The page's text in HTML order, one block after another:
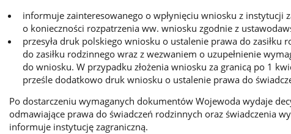
informuje zainteresowanego o wpłynięciu wniosku z instytucji
o konieczności rozpatrzenia ww. wniosku zgodnie z
przesyła druk polskiego wniosku o ustalenie prawa do zasiłku
do zasiłku rodzinnego wraz z wezwaniem o uzupełnienie
do wniosku. W przypadku złożenia wniosku za granicą po 1
prześle dodatkowo druk wniosku o ustalenie prawa do
Po dostarczeniu wymaganych dokumentów Wojewoda wydaje
odmawiające prawa do świadczeń rodzinnych oraz świadczenia
informuje instytucję zagraniczną.